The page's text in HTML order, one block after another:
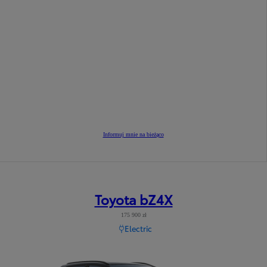
Informuj mnie na bieżąco
Toyota bZ4X
175 900 zł
Electric